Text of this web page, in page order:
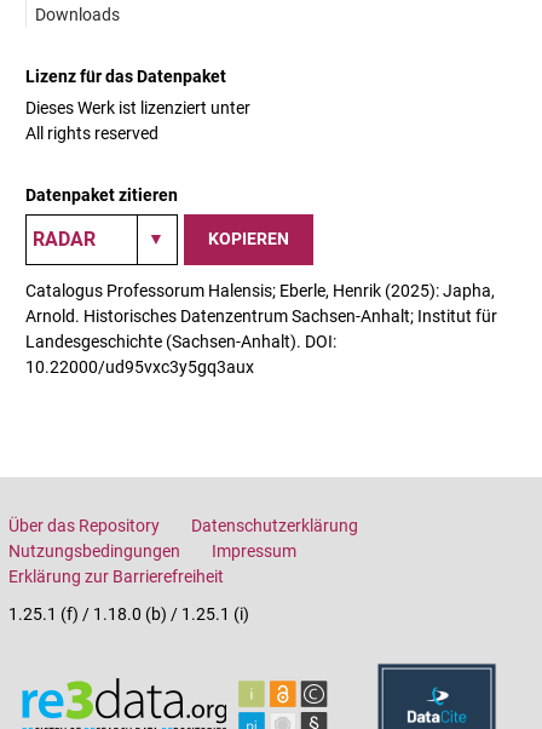
Downloads
Lizenz für das Datenpaket
Dieses Werk ist lizenziert unter
All rights reserved
Datenpaket zitieren
KOPIEREN
Catalogus Professorum Halensis; Eberle, Henrik (2025): Japha,
Arnold. Historisches Datenzentrum Sachsen-Anhalt; Institut für
Landesgeschichte (Sachsen-Anhalt). DOI:
10.22000/ud95vxc3y5gq3aux
Über das Repository
Datenschutzerklärung
Nutzungsbedingungen
Impressum
Erklärung zur Barrierefreiheit
1.25.1 (f) / 1.18.0 (b) / 1.25.1 (i)